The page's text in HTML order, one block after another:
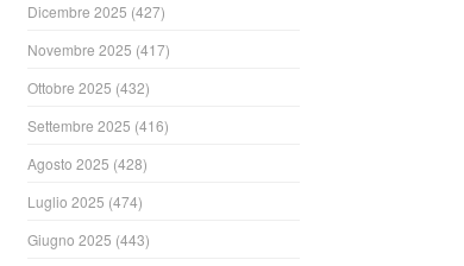
Dicembre 2025 (427)
Novembre 2025 (417)
Ottobre 2025 (432)
Settembre 2025 (416)
Agosto 2025 (428)
Luglio 2025 (474)
Giugno 2025 (443)